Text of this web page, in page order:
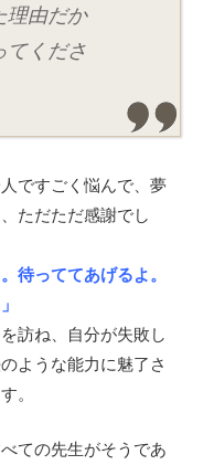
理由だか
てくださ
ですごく悩んで、夢
ただただ感謝でし
待っててあげるよ。
訪ね、自分が失敗し
ような能力に魅了さ
。
ての先生がそうであ